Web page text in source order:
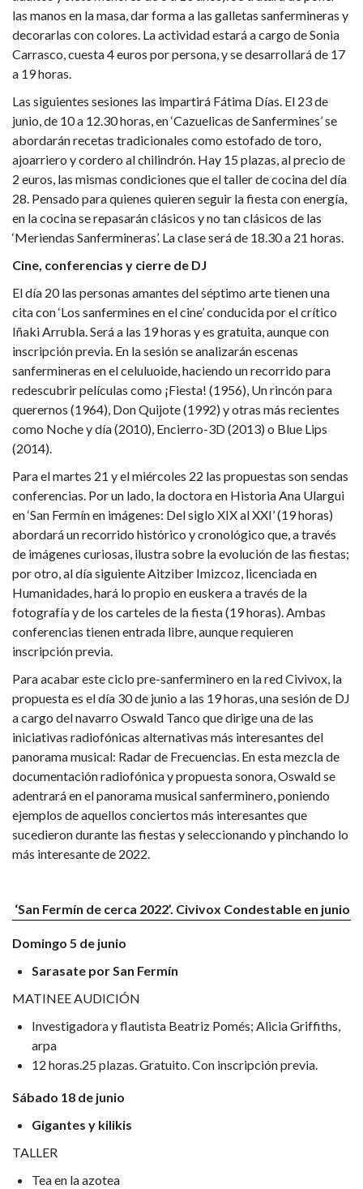
las manos en la masa, dar forma a las galletas sanfermineras y
decorarlas con colores. La actividad estará a cargo de Sonia
Carrasco, cuesta 4 euros por persona, y se desarrollará de 17
a 19 horas.
Las siguientes sesiones las impartirá Fátima Días. El 23 de
junio, de 10 a 12.30 horas, en ‘Cazuelicas de Sanfermines’ se
abordarán recetas tradicionales como estofado de toro,
ajoarriero y cordero al chilindrón. Hay 15 plazas, al precio de
2 euros, las mismas condiciones que el taller de cocina del día
28. Pensado para quienes quieren seguir la fiesta con energía,
en la cocina se repasarán clásicos y no tan clásicos de las
‘Meriendas Sanfermineras’. La clase será de 18.30 a 21 horas.
Cine, conferencias y cierre de DJ
El día 20 las personas amantes del séptimo arte tienen una
cita con ‘Los sanfermines en el cine’ conducida por el crítico
Iñaki Arrubla. Será a las 19 horas y es gratuita, aunque con
inscripción previa. En la sesión se analizarán escenas
sanfermineras en el celuluoide, haciendo un recorrido para
redescubrir películas como ¡Fiesta! (1956), Un rincón para
querernos (1964), Don Quijote (1992) y otras más recientes
como Noche y día (2010), Encierro-3D (2013) o Blue Lips
(2014).
Para el martes 21 y el miércoles 22 las propuestas son sendas
conferencias. Por un lado, la doctora en Historia Ana Ulargui
en ‘San Fermín en imágenes: Del siglo XIX al XXI’ (19 horas)
abordará un recorrido histórico y cronológico que, a través
de imágenes curiosas, ilustra sobre la evolución de las fiestas;
por otro, al día siguiente Aitziber Imizcoz, licenciada en
Humanidades, hará lo propio en euskera a través de la
fotografía y de los carteles de la fiesta (19 horas). Ambas
conferencias tienen entrada libre, aunque requieren
inscripción previa.
Para acabar este ciclo pre-sanferminero en la red Civivox, la
propuesta es el día 30 de junio a las 19 horas, una sesión de DJ
a cargo del navarro Oswald Tanco que dirige una de las
iniciativas radiofónicas alternativas más interesantes del
panorama musical: Radar de Frecuencias. En esta mezcla de
documentación radiofónica y propuesta sonora, Oswald se
adentrará en el panorama musical sanferminero, poniendo
ejemplos de aquellos conciertos más interesantes que
sucedieron durante las fiestas y seleccionando y pinchando lo
más interesante de 2022.
‘San Fermín de cerca 2022’. Civivox Condestable en junio
Domingo 5 de junio
Sarasate por San Fermín
MATINEE AUDICIÓN
Investigadora y flautista Beatriz Pomés; Alicia Griffiths,
arpa
12 horas.25 plazas. Gratuito. Con inscripción previa.
Sábado 18 de junio
Gigantes y kilikis
TALLER
Tea en la azotea